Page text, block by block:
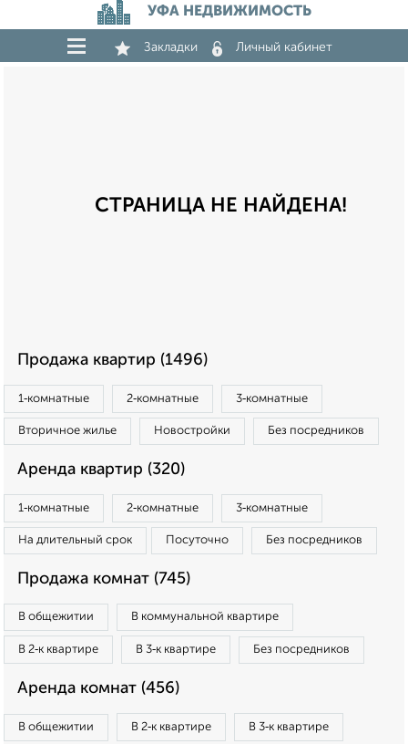
УФА НЕДВИЖИМОСТЬ
Закладки Личный кабинет
СТРАНИЦА НЕ НАЙДЕНА!
Продажа квартир (1496)
1‑комнатные 2‑комнатные 3‑комнатные
Вторичное жилье Новостройки Без посредников
Аренда квартир (320)
1‑комнатные 2‑комнатные 3‑комнатные
На длительный срок Посуточно Без посредников
Продажа комнат (745)
В общежитии В коммунальной квартире
В 2‑к квартире В 3‑к квартире Без посредников
Аренда комнат (456)
В общежитии В 2‑к квартире В 3‑к квартире